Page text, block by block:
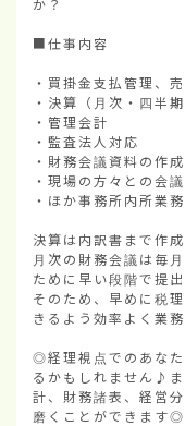
か？
■仕事内容
・買掛金支払管理、
・決算（月次・四半期
・管理会計
・監査法人対応
・財務会議資料の作成
・現場の方々との会
・ほか事務所内所業務
決算は内訳書まで作
月次の財務会議は毎
ために早い段階で提
そのため、早めに税
きるよう効率よく業
◎経理視点でのあな
るかもしれません♪
計、財務諸表、経営
磨くことができます◎